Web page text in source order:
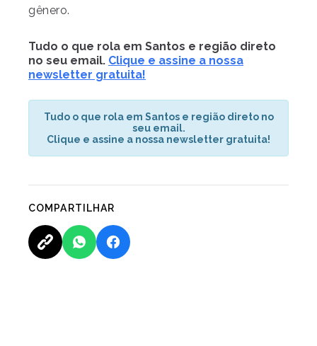
gênero.
Tudo o que rola em Santos e região direto
no seu email. Clique e assine a nossa
newsletter gratuita!
Tudo o que rola em Santos e região direto no
seu email.
Clique e assine a nossa newsletter gratuita!
COMPARTILHAR